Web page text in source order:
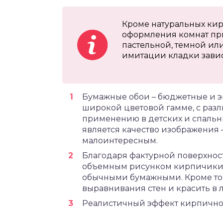
Кроме натуральных
оформления комнат
пастельной, темной
имитации кладки
Бумажные обои – бюджетные и
широкой цветовой гамме, с
применению в детских и
является качество
малоинтересным.
Благодаря фактурной
объемным рисунком кирпичики
обычными бумажными. Кроме
выравнивания стен и красить в
Реалистичный эффект